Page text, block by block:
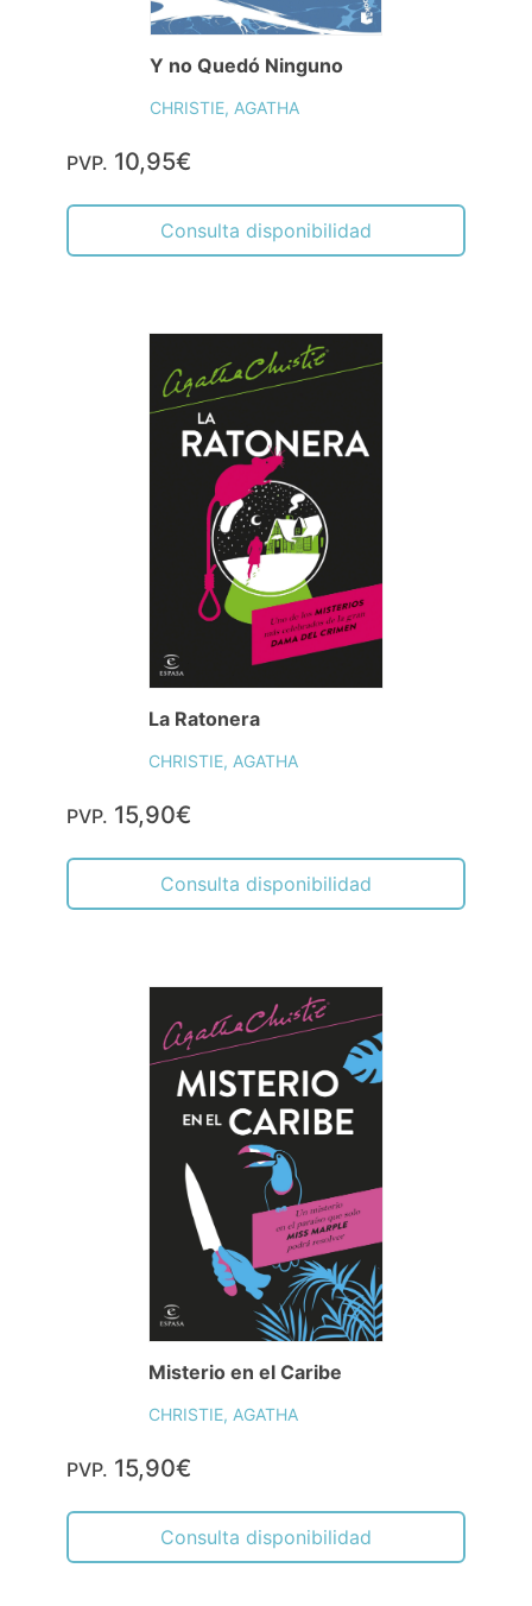
Y no Quedó Ninguno
CHRISTIE, AGATHA
PVP. 10,95€
Consulta disponibilidad
La Ratonera
CHRISTIE, AGATHA
PVP. 15,90€
Consulta disponibilidad
Misterio en el Caribe
CHRISTIE, AGATHA
PVP. 15,90€
Consulta disponibilidad